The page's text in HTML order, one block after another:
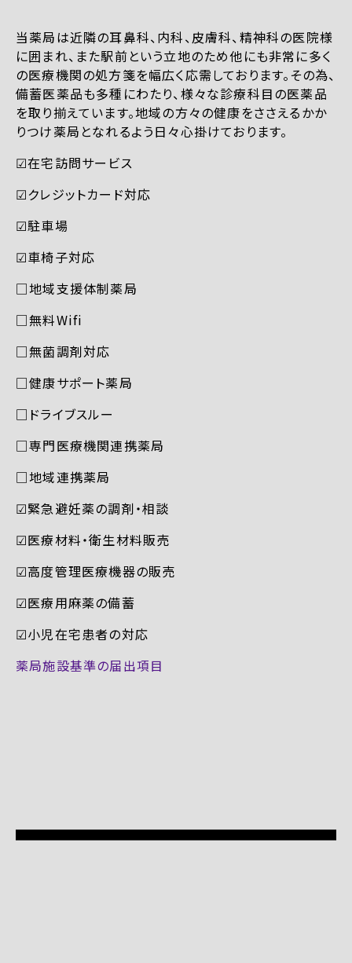
当薬局は近隣の耳鼻科、内科、皮膚科、精神科の医院様
に囲まれ、また駅前という立地のため他にも非常に多く
の医療機関の処方箋を幅広く応需しております。その為、
備蓄医薬品も多種にわたり、様々な診療科目の医薬品
を取り揃えています。地域の方々の健康をささえるかか
りつけ薬局となれるよう日々心掛けております。
☑︎在宅訪問サービス
☑︎クレジットカード対応
☑︎駐車場
☑︎車椅子対応
□地域支援体制薬局
□無料Wifi
□無菌調剤対応
□健康サポート薬局
□ドライブスルー
□専門医療機関連携薬局
□地域連携薬局
☑︎緊急避妊薬の調剤・相談
☑︎医療材料・衛生材料販売
☑︎高度管理医療機器の販売
☑︎医療用麻薬の備蓄
☑︎小児在宅患者の対応
薬局施設基準の届出項目